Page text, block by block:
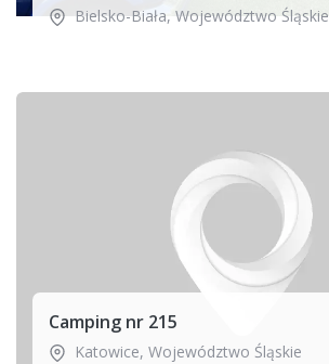
Bielsko-Biała, Województwo Śląskie
Camping nr 215
Katowice, Województwo Śląskie